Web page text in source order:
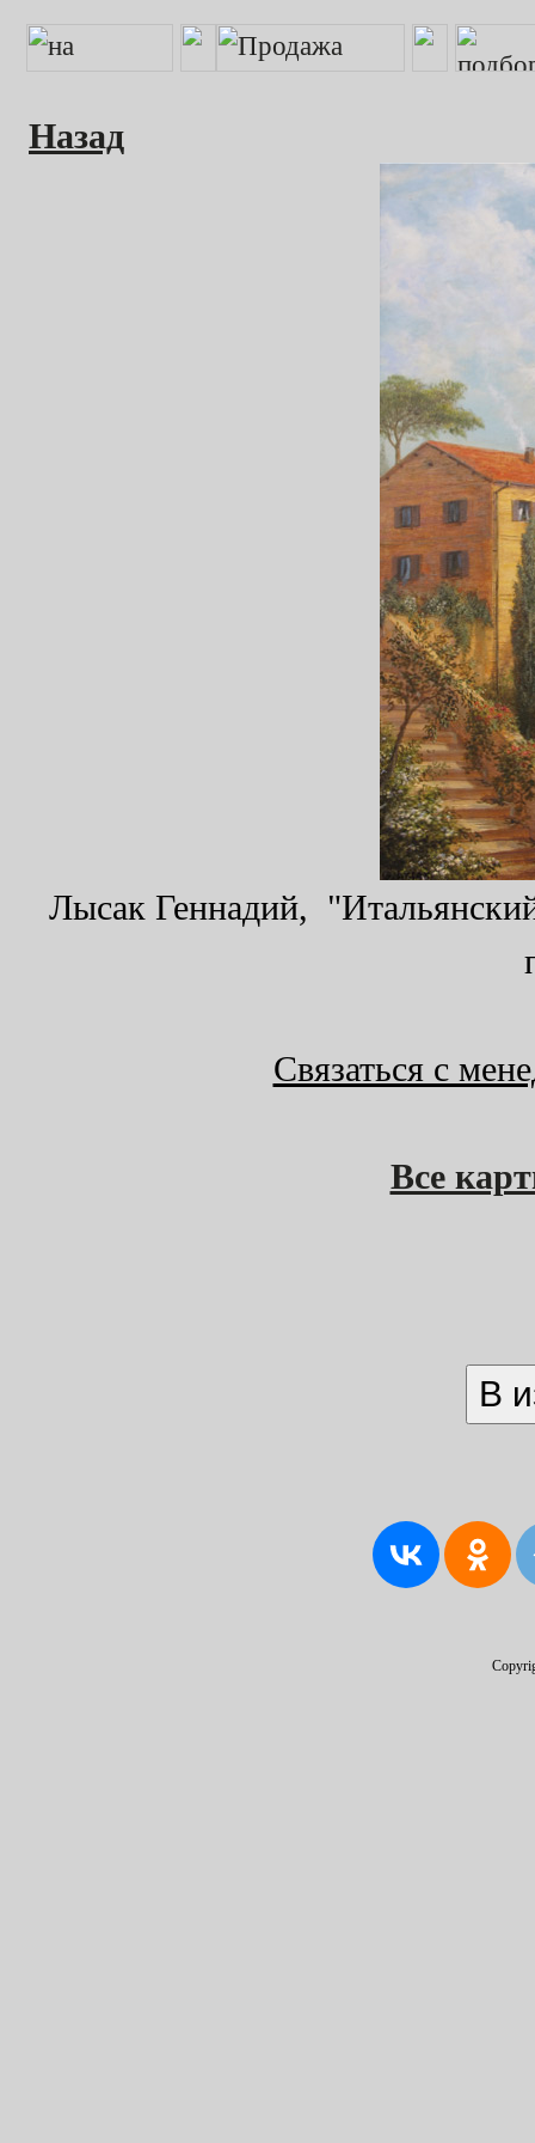
Назад
Лысак Геннадий,
Связаться с
Все